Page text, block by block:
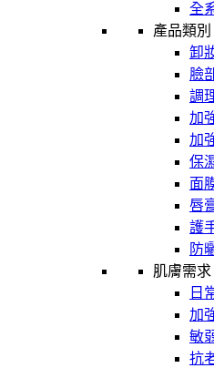
全
產品類別
卸
臉
調
加
加
保
面
唇
護
防
肌膚需求
日
加
敏
抗